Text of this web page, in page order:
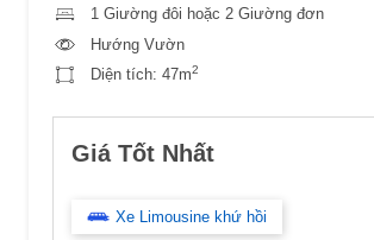
1 Giường đôi hoặc 2 Giường đơn
Hướng Vườn
Diện tích: 47m2
Giá Tốt Nhất
Xe Limousine khứ hồi